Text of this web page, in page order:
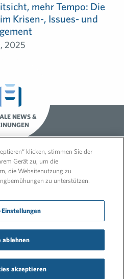
mehr Tempo: Die
Krisen-, Issues- und
2025
NEWS &
Energie-Policy
klicken, stimmen Sie der
Gerät zu, um die
die Websitenutzung zu
zu unterstützen.
ablehnen
akzeptieren